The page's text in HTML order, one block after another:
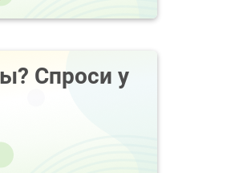
Спроси у